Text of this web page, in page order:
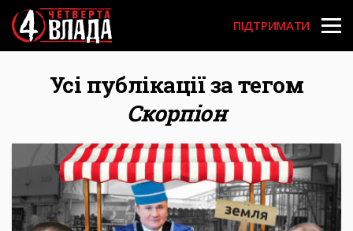
Перейти
до
основного
вмісту
User
account
menu
ПІДТРИМАТИ
Усі публікації за тегом
Скорпіон